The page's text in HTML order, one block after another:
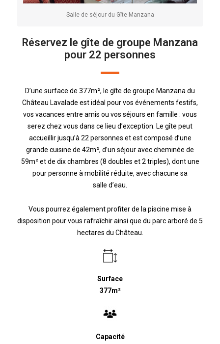
Réservez le gîte de groupe Manzana
pour 22 personnes
D’une surface de 377m², le gîte de groupe Manzana du
Château Lavalade est idéal pour vos événements festifs,
vos vacances entre amis ou vos séjours en famille : vous
serez chez vous dans ce lieu d’exception. Le gîte peut
accueillir jusqu’à 22 personnes et est composé d’une
grande cuisine de 42m², d’un séjour avec cheminée de
59m² et de dix chambres (8 doubles et 2 triples), dont une
pour personne à mobilité réduite, avec chacune sa
salle d’eau.
Vous pourrez également profiter de la piscine mise à
disposition pour vous rafraîchir ainsi que du parc arboré de 5
hectares du Château.
Salle de séjour du Gîte Manzana
Surface
377m²
Capacité